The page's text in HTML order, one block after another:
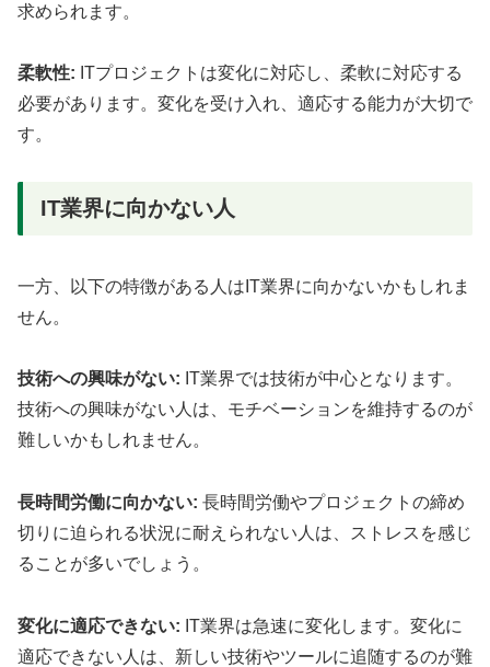
求められます。
柔軟性: ITプロジェクトは変化に対応し、柔軟に対応する
必要があります。変化を受け入れ、適応する能力が大切で
す。
IT業界に向かない人
一方、以下の特徴がある人はIT業界に向かないかもしれま
せん。
技術への興味がない: IT業界では技術が中心となります。
技術への興味がない人は、モチベーションを維持するのが
難しいかもしれません。
長時間労働に向かない: 長時間労働やプロジェクトの締め
切りに迫られる状況に耐えられない人は、ストレスを感じ
ることが多いでしょう。
変化に適応できない: IT業界は急速に変化します。変化に
適応できない人は、新しい技術やツールに追随するのが難